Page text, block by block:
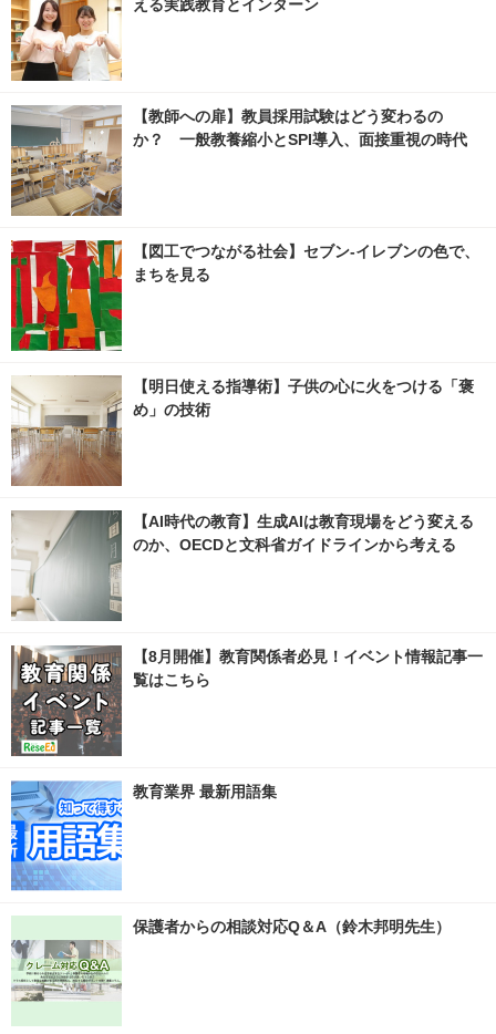
える実践教育とインターン
【教師への扉】教員採用試験はどう変わるの
か？ 一般教養縮小とSPI導入、面接重視の時代
【図工でつながる社会】セブン‐イレブンの色で、
まちを見る
【明日使える指導術】子供の心に火をつける「褒
め」の技術
【AI時代の教育】生成AIは教育現場をどう変える
のか、OECDと文科省ガイドラインから考える
【8月開催】教育関係者必見！イベント情報記事一
覧はこちら
教育業界 最新用語集
保護者からの相談対応Q＆A（鈴木邦明先生）